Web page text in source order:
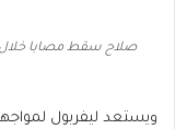
صلاح سقط مصابا خلال
ويستعد ليفربول